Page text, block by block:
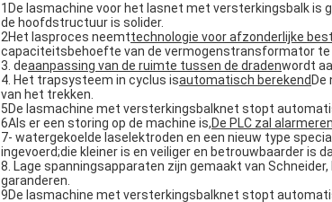
1De lasmachine voor het lasnet met versterkingsbalk is
de hoofdstructuur is solider.
2Het lasproces neemttechnologie voor afzonderlijke
capaciteitsbehoefte van de vermogenstransformator te
3. deaanpassing van de ruimte tussen de dradenwordt
4. Het trapsysteem in cyclus isautomatisch berekend De
van het trekken.
5De lasmachine met versterkingsbalknet stopt
6Als er een storing op de machine is,De PLC zal alarmeren.
7- watergekoelde laselektroden en een nieuw type
ingevoerd;die kleiner is en veiliger en betrouwbaarder is
8. Lage spanningsapparaten zijn gemaakt van
garanderen.
9De lasmachine met versterkingsbalknet stopt